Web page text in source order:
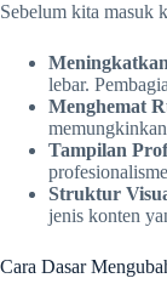
Sebelum kita masuk
lebar.
Menghemat
Tampilan
Struktur
jenis konten
Cara Dasar